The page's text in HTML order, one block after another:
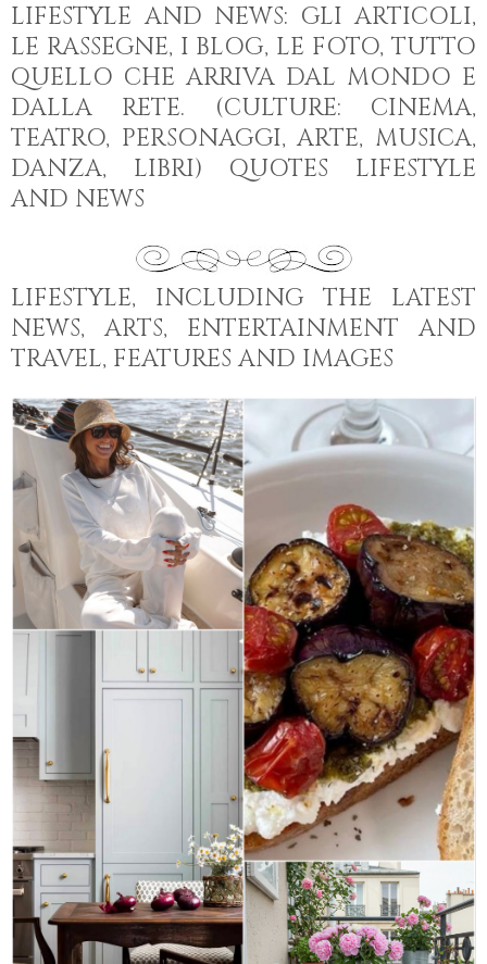
LIFESTYLE AND NEWS: GLI ARTICOLI,
LE RASSEGNE, I BLOG, LE FOTO, TUTTO
QUELLO CHE ARRIVA DAL MONDO E
DALLA RETE. (CULTURE: CINEMA,
TEATRO, PERSONAGGI, ARTE, MUSICA,
DANZA, LIBRI) QUOTES LIFESTYLE
AND NEWS
LIFESTYLE, INCLUDING THE LATEST
NEWS, ARTS, ENTERTAINMENT AND
TRAVEL, FEATURES AND IMAGES